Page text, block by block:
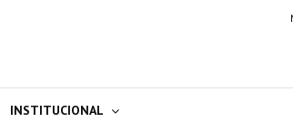
INSTITUCIONAL